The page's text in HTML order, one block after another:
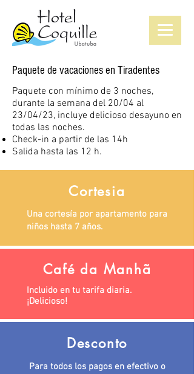
Paquete de vacaciones en Tiradentes
Paquete con mínimo de 3 noches,
durante la semana del 20/04 al
23/04/23, incluye delicioso desayuno en
todas las noches.
Check-in a partir de las 14h
Salida hasta las 12 h.
Cortesia
Una cortesía por apartamento para
niños hasta 7 años.
Café da Manhã
Incluido en tu tarifa diaria.
¡Delicioso!
Desconto
Para todos los pagos en efectivo o